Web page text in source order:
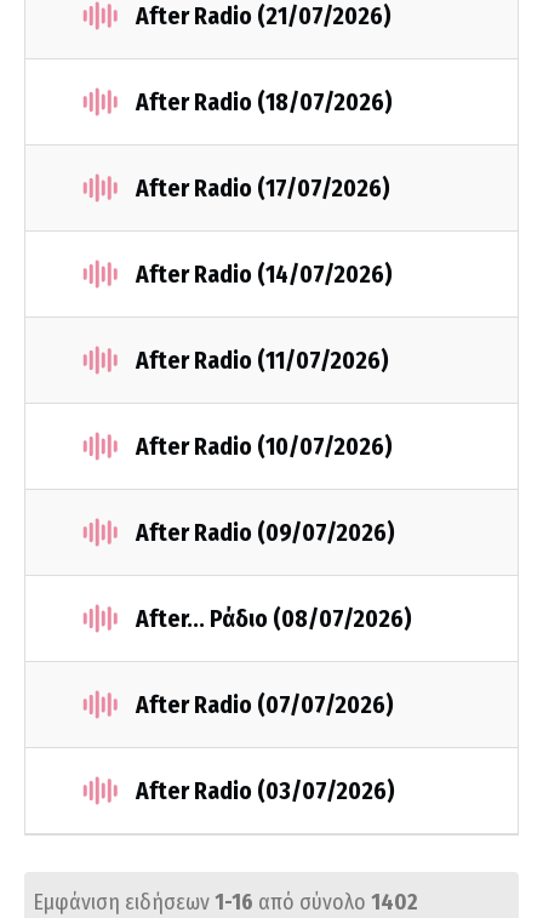
After Radio (21/07/2026)
After Radio (18/07/2026)
After Radio (17/07/2026)
After Radio (14/07/2026)
After Radio (11/07/2026)
After Radio (10/07/2026)
After Radio (09/07/2026)
After... Ράδιο (08/07/2026)
After Radio (07/07/2026)
After Radio (03/07/2026)
Εμφάνιση ειδήσεων1-16 από σύνολο 1402